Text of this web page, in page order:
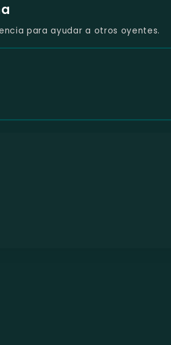
para ayudar a otros oyentes.